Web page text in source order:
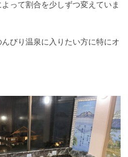
って割合を少しずつ変えていま
びり温泉に入りたい方に特にオ